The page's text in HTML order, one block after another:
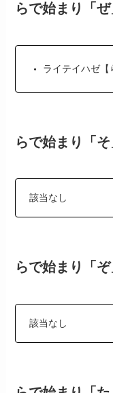
らで始まり「
ライテイハゼ【
らで始まり「
該当なし
らで始まり「
該当なし